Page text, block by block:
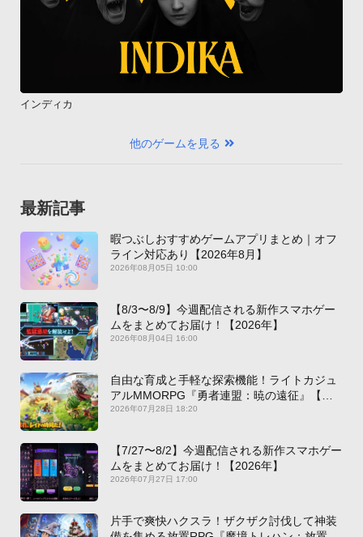
インディカ
他のゲームを見る
最新記事
暇つぶしおすすめゲームアプリまとめ｜オフ
ライン対応あり【2026年8月】
2026年08月05日 10:00
【8/3〜8/9】今週配信される新作スマホゲー
ムをまとめてお届け！【2026年】
2026年08月04日 16:00
自由な育成と手軽な探索機能！ライトカジュ
アルMMORPG『勇者連盟：暁の遠征』【最
新作PICKUP】
2026年07月28日 18:20
【7/27〜8/2】今週配信される新作スマホゲー
ムをまとめてお届け！【2026年】
2026年07月27日 17:00
片手で爽快ハクスラ！ザクザク討伐して神装